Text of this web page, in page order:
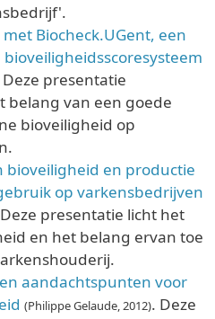
Biocheck.UGent, een
Deze presentatie
belang van een goede
bioveiligheid op
bioveiligheid en productie
op varkensbedrijven
presentatie licht het
en het belang ervan toe
aandachtspunten voor
(Philippe Gelaude, 2012). Deze